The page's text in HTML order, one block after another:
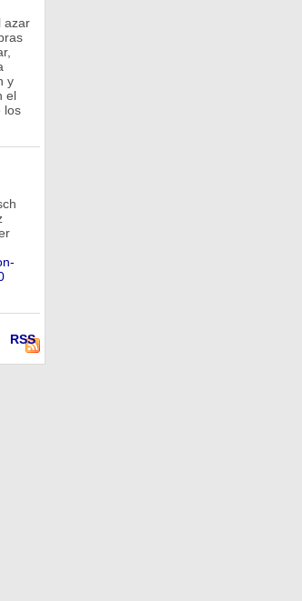
azar
y
el
los
RSS